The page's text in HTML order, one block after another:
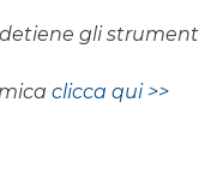
gli
clicca qui >>